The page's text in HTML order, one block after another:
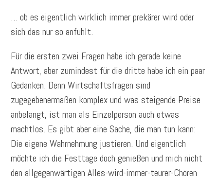
… ob es eigentlich wirklich immer prekärer wird oder
sich das nur so anfühlt.
Für die ersten zwei Fragen habe ich gerade keine
Antwort, aber zumindest für die dritte habe ich ein paar
Gedanken. Denn Wirtschaftsfragen sind
zugegebenermaßen komplex und was steigende Preise
anbelangt, ist man als Einzelperson auch etwas
machtlos. Es gibt aber eine Sache, die man tun kann:
Die eigene Wahrnehmung justieren. Und eigentlich
möchte ich die Festtage doch genießen und mich nicht
den allgegenwärtigen Alles-wird-immer-teurer-Chören